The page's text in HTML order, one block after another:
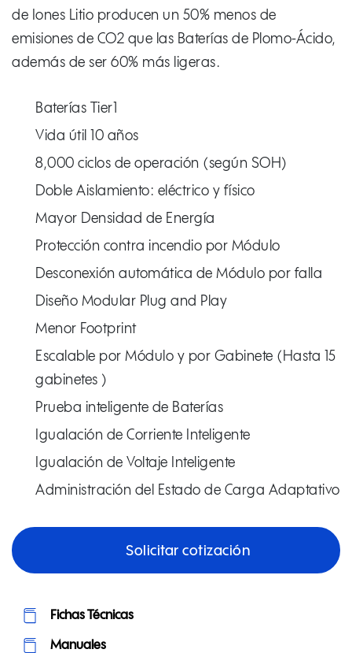
de Iones Litio producen un 50% menos de
emisiones de CO2 que las Baterías de Plomo-Ácido,
además de ser 60% más ligeras.
Baterías Tier1
Vida útil 10 años
8,000 ciclos de operación (según SOH)
Doble Aislamiento: eléctrico y físico
Mayor Densidad de Energía
Protección contra incendio por Módulo
Desconexión automática de Módulo por falla
Diseño Modular Plug and Play
Menor Footprint
Escalable por Módulo y por Gabinete (Hasta 15
gabinetes )
Prueba inteligente de Baterías
Igualación de Corriente Inteligente
Igualación de Voltaje Inteligente
Administración del Estado de Carga Adaptativo
Solicitar cotización
Fichas Técnicas
Manuales